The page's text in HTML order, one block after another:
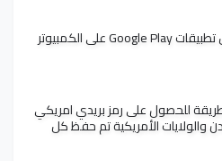
طريقة تحميل تطبيقات Google Play على الكمبيوتر
للحصول على رمز بريدي امريكي
والولايات الأمريكية تم حفظ كل